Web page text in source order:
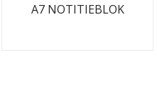
A7 NOTITIEBLOK